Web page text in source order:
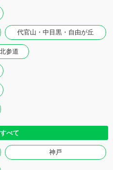
代官山・中目黒・自由が丘
参道
べて
神戸